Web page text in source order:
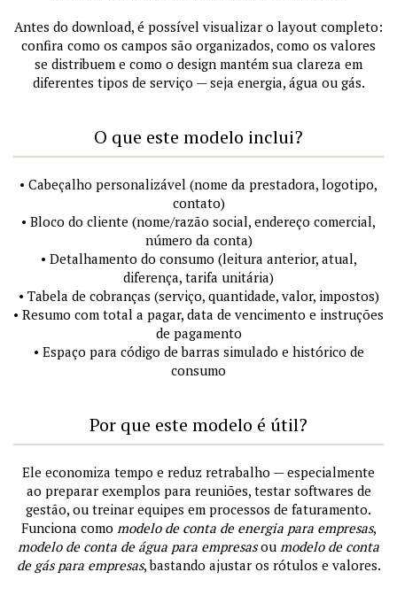
Antes do download, é possível visualizar o layout completo:
confira como os campos são organizados, como os valores
se distribuem e como o design mantém sua clareza em
diferentes tipos de serviço — seja energia, água ou gás.
O que este modelo inclui?
• Cabeçalho personalizável (nome da prestadora, logotipo,
contato)
• Bloco do cliente (nome/razão social, endereço comercial,
número da conta)
• Detalhamento do consumo (leitura anterior, atual,
diferença, tarifa unitária)
• Tabela de cobranças (serviço, quantidade, valor, impostos)
• Resumo com total a pagar, data de vencimento e instruções
de pagamento
• Espaço para código de barras simulado e histórico de
consumo
Por que este modelo é útil?
Ele economiza tempo e reduz retrabalho — especialmente
ao preparar exemplos para reuniões, testar softwares de
gestão, ou treinar equipes em processos de faturamento.
Funciona como modelo de conta de energia para empresas,
modelo de conta de água para empresasou modelo de conta
de gás para empresas, bastando ajustar os rótulos e valores.